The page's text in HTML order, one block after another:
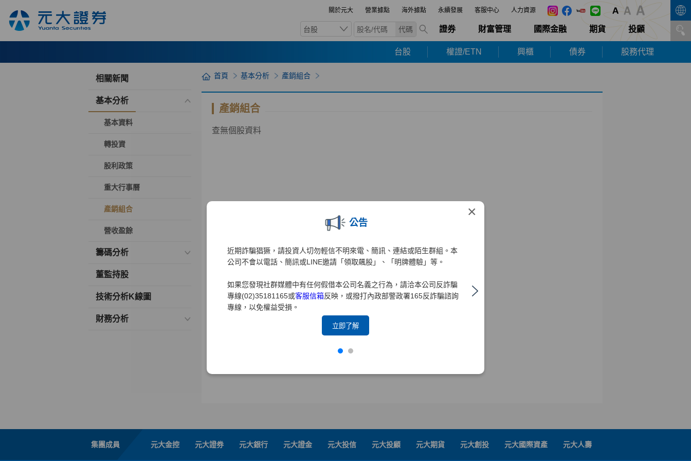
關於元大 營業據點 海外據點 永續發展 客服中心 人力資源
台股 代碼 證券 財富管理 國際金融 期貨 投顧
台股 權證/ETN 興櫃 債券 股務代理
×
公告
近期詐騙猖獗，請投資人切勿輕信不明來電、簡訊、連結或陌生群組。本
公司不會以電話、簡訊或LINE邀請「領取飆股」、「明牌體驗」等。
如果您發現社群媒體中有任何假借本公司名義之行為，請洽本公司反詐騙
專線(02)35181165或客服信箱反映，或撥打內政部警政署165反詐騙諮詢
專線，以免權益受損。
立即了解
相關新聞
基本分析
基本資料
轉投資
股利政策
重大行事曆
產銷組合
營收盈餘
籌碼分析
董監持股
技術分析K線圖
財務分析
首頁 基本分析 產銷組合
產銷組合
查無個股資料
集團成員 元大金控 元大證券 元大銀行 元大證金 元大投信 元大投顧 元大期貨 元大創投 元大國際資產 元大人壽